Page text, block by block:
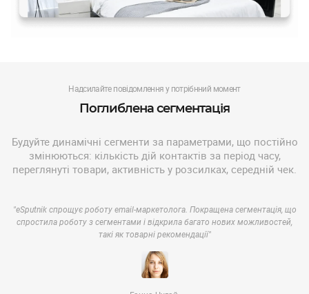
Надсилайте повідомлення у потрібнний момент
Поглиблена сегментація
Будуйте динамічні сегменти за параметрами, що постійно
змінюються: кількість дій контактів за період часу,
переглянуті товари, активність у розсилках, середній чек.
"eSputnik спрощує роботу email-маркетолога. Покращена сегментація, що
спростила роботу з сегментами і відкрила багато нових можливостей,
такі як товарні рекомендації"